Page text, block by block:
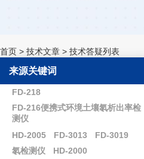
首页 > 技术文章 > 技术答疑列表
来源关键词
FD-218
FD-216便携式环境土壤氡析出率检
测仪
HD-2005
FD-3013
FD-3019
氡检测仪
HD-2000